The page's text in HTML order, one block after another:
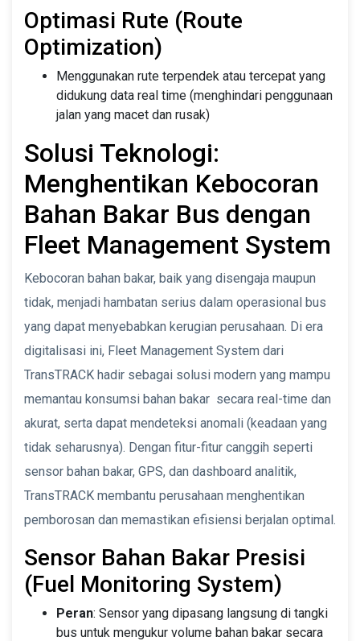
Optimasi Rute (Route
Optimization)
Menggunakan rute terpendek atau tercepat yang
didukung data real time (menghindari penggunaan
jalan yang macet dan rusak)
Solusi Teknologi:
Menghentikan Kebocoran
Bahan Bakar Bus dengan
Fleet Management System
Kebocoran bahan bakar, baik yang disengaja maupun
tidak, menjadi hambatan serius dalam operasional bus
yang dapat menyebabkan kerugian perusahaan. Di era
digitalisasi ini, Fleet Management System dari
TransTRACK hadir sebagai solusi modern yang mampu
memantau konsumsi bahan bakar secara real-time dan
akurat, serta dapat mendeteksi anomali (keadaan yang
tidak seharusnya). Dengan fitur-fitur canggih seperti
sensor bahan bakar, GPS, dan dashboard analitik,
TransTRACK membantu perusahaan menghentikan
pemborosan dan memastikan efisiensi berjalan optimal.
Sensor Bahan Bakar Presisi
(Fuel Monitoring System)
Peran: Sensor yang dipasang langsung di tangki
bus untuk mengukur volume bahan bakar secara